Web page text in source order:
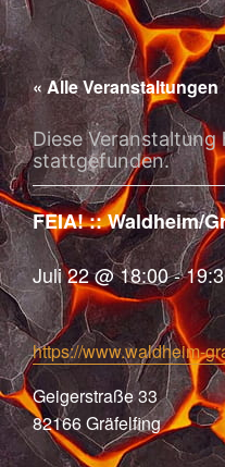
« Alle Veranstaltungen
Diese Veranstaltung
stattgefunden.
FEIA! :: Waldheim/
Juli 22 @ 18:00-
https://www.waldheim-
Geigerstraße 33
82166 Gräfelfing